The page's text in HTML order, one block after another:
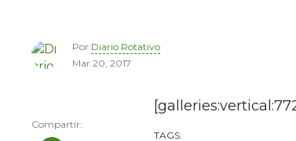
Por Diario Rotativo
Mar 20, 2017